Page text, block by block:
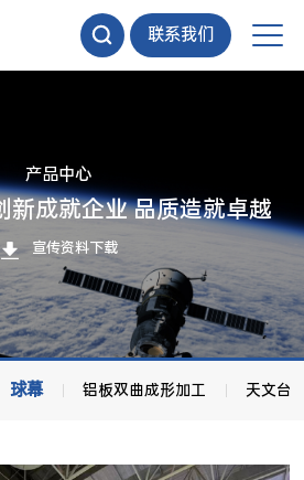
联系我们
产品中心
新成就企业 品质造就卓越
宣传资料下载
球幕 铝板双曲成形加工 天文台